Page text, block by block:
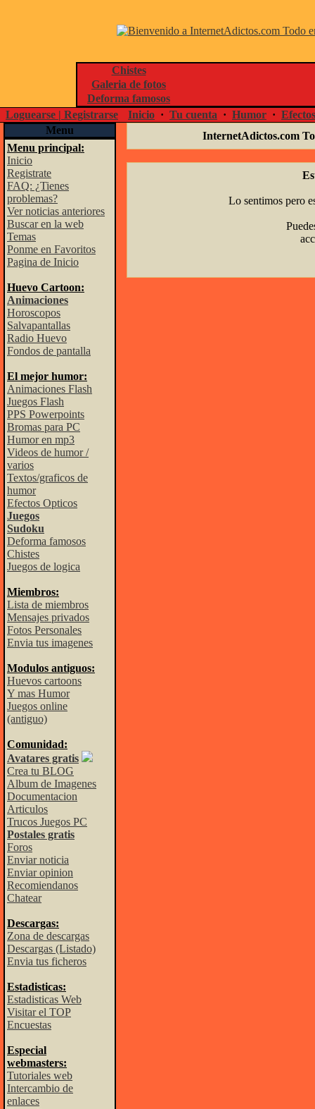
Chistes
Galeria de fotos
Deforma famosos
Loguearse | Registrarse
Inicio · Tu cuenta · Humor ·
Menu
Menu principal:
Inicio
Registrate
FAQ: ¿Tienes
problemas?
Ver noticias anteriores
Buscar en la web
Temas
Ponme en Favoritos
Pagina de Inicio
Huevo Cartoon:
Animaciones
Horoscopos
Salvapantallas
Radio Huevo
Fondos de pantalla
El mejor humor:
Animaciones Flash
Juegos Flash
PPS Powerpoints
Bromas para PC
Humor en mp3
Videos de humor /
varios
Textos/graficos de
humor
Efectos Opticos
Juegos
Sudoku
Deforma famosos
Chistes
Juegos de logica
Miembros:
Lista de miembros
Mensajes privados
Fotos Personales
Envia tus imagenes
Modulos antiguos:
Huevos cartoons
Y mas Humor
Juegos online
(antiguo)
Comunidad:
Avatares gratis
Crea tu BLOG
Album de Imagenes
Documentacion
Articulos
Trucos Juegos PC
Postales gratis
Foros
Enviar noticia
Enviar opinion
Recomiendanos
Chatear
Descargas:
Zona de descargas
Descargas (Listado)
Envia tus ficheros
Estadisticas:
Estadisticas Web
Visitar el TOP
Encuestas
Especial
webmasters:
Tutoriales web
Intercambio de
enlaces
InternetAdictos.com
Lo sentimos pero